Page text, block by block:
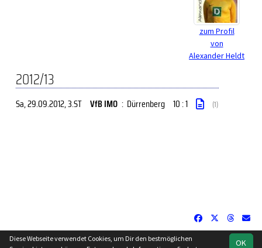
zum Profil
von
Alexander Heldt
2012/13
Sa, 29.09.2012, 3.ST VfB IMO : Dürrenberg 10 : 1 (1)
soccero.de OK
Diese Webseite verwendet Cookies, um Dir den bestmöglichen